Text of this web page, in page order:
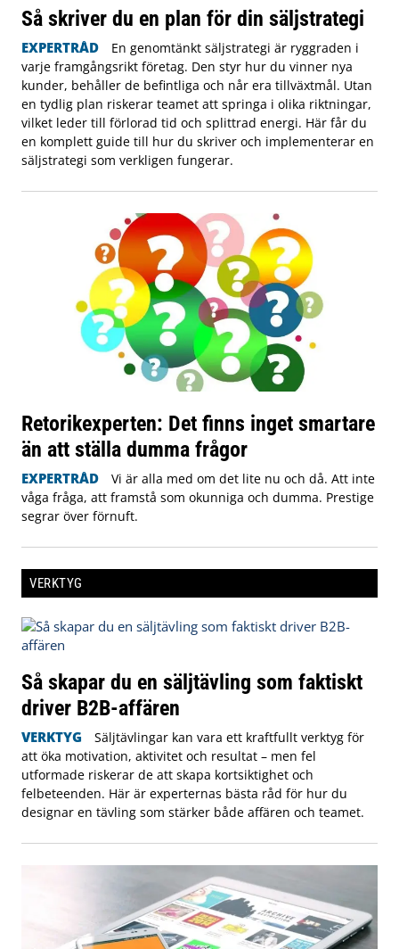
Så skriver du en plan för din säljstrategi
EXPERTRÅD
En genomtänkt säljstrategi är ryggraden i
varje framgångsrikt företag. Den styr hur du vinner nya
kunder, behåller de befintliga och når era tillväxtmål. Utan
en tydlig plan riskerar teamet att springa i olika riktningar,
vilket leder till förlorad tid och splittrad energi. Här får du
en komplett guide till hur du skriver och implementerar en
säljstrategi som verkligen fungerar.
Retorikexperten: Det finns inget smartare
än att ställa dumma frågor
EXPERTRÅD
Vi är alla med om det lite nu och då. Att inte
våga fråga, att framstå som okunniga och dumma. Prestige
segrar över förnuft.
VERKTYG
Så skapar du en säljtävling som faktiskt
driver B2B-affären
VERKTYG
Säljtävlingar kan vara ett kraftfullt verktyg för
att öka motivation, aktivitet och resultat – men fel
utformade riskerar de att skapa kortsiktighet och
felbeteenden. Här är experternas bästa råd för hur du
designar en tävling som stärker både affären och teamet.